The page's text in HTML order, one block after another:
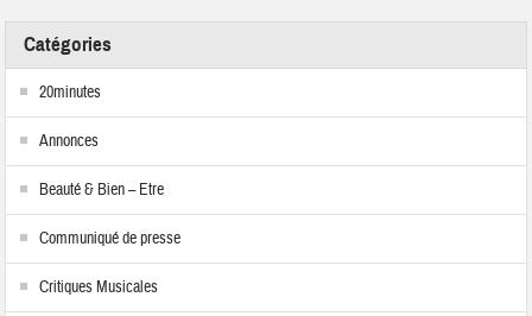
Catégories
20minutes
Annonces
Beauté & Bien – Etre
Communiqué de presse
Critiques Musicales